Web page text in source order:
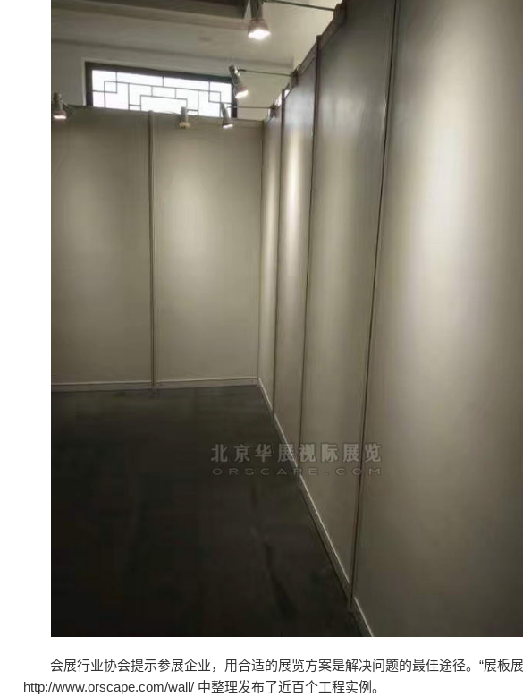
会展行业协会提示参展企业，用合适的展览方案是解决问题的最佳途径。“展板
http://www.orscape.com/wall/ 中整理发布了近百个工程实例。